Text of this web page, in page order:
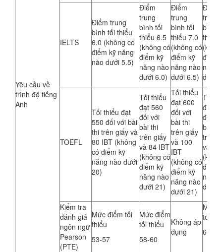
Yêu cầu về
trình độ tiếng
Anh
IELTS
Điểm trung
bình tối thiểu
6.0 (không có
điểm kỹ năng
nào dưới 5.5)
Điểm
trung
bình tối
thiểu 6.5
(không có
điểm kỹ
năng nào
dưới 6.0)
Điểm
trung
bình tối
thiểu 7.0
(không có
điểm kỹ
năng nào
dưới 6.5)
Điểm
trung
bình
thiểu
điểm
năng
dưới
TOEFL
Tối thiểu đạt
550 đối với bài
thi trên giấy và
80 IBT (không
có điểm kỹ
năng nào dưới
20)
Tối thiểu
đạt 560
đối với
bài thi
trên giấy
và 84 IBT
(không có
điểm kỹ
năng nào
dưới 21)
Tối thiểu
đạt 600
đối với
bài thi
trên giấy
và 100
IBT
(không có
điểm kỹ
năng nào
dưới 21)
Tối
đạt
đối
bài thi
trên
và 88
điểm
năng
dưới
Kiểm tra
đánh giá
ngôn ngữ
Pearson
(PTE)
Mức điểm tối
thiểu
53-57
Mức điểm
tối thiểu
58-60
Không áp
dụng
Mức
tối
60-64